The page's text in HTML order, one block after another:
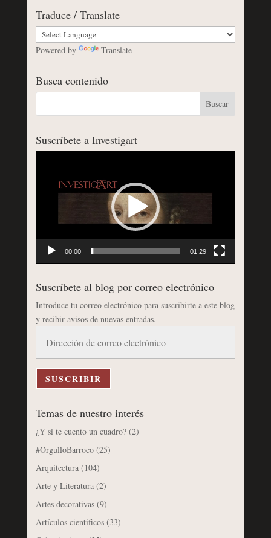
Traduce / Translate
Powered by Translate
Busca contenido
Suscríbete a Investigart
00:00 01:29
Suscríbete al blog por correo electrónico
Introduce tu correo electrónico para suscribirte a este blog
y recibir avisos de nuevas entradas.
correo
electrónico
SUSCRIBIR
Temas de nuestro interés
¿Y si te cuento un cuadro?(2)
#OrgulloBarroco(25)
Arquitectura(104)
Arte y Literatura(2)
Artes decorativas(9)
Artículos científicos(33)